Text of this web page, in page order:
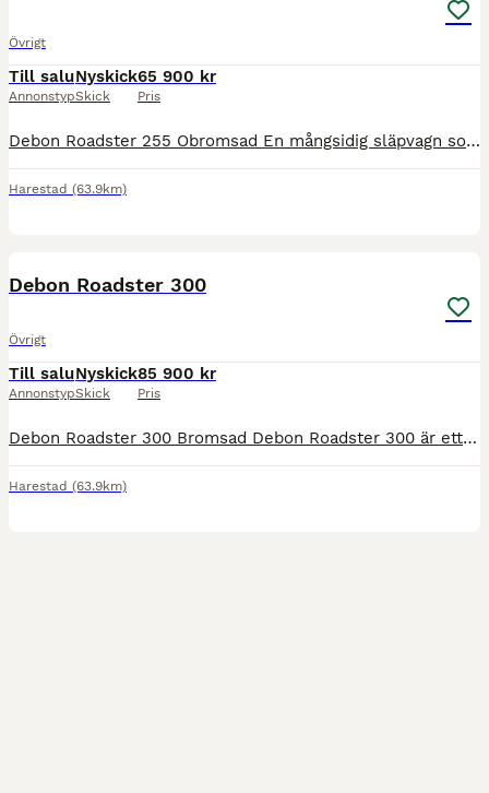
Övrigt
Till salu
Annonstyp
Nyskick
Skick
65 900 kr
Pris
Debon Roadster 255 Obromsad En mångsidig släpvagn som passar både företag och privatpersoner. Ett rymligt och väderskyddat lastutrymme och med en kraftig lastramp. Perfekt för transport av tex fyrhju
Harestad (63.9km)
Debon Roadster 300
Övrigt
Till salu
Annonstyp
Nyskick
Skick
85 900 kr
Pris
Debon Roadster 300 Bromsad Debon Roadster 300 är ett mångsidigt och smidigt skåpsläp som passar för en rad olika transporter. Den är idealisk för motorcyklar, mopeder, ATV/fyrhjulingar, trädgårdsmask
Harestad (63.9km)